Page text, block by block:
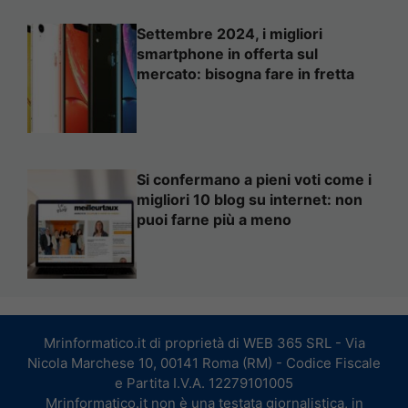
Settembre 2024, i migliori
smartphone in offerta sul
mercato: bisogna fare in fretta
Si confermano a pieni voti come i
migliori 10 blog su internet: non
puoi farne più a meno
Mrinformatico.it di proprietà di WEB 365 SRL - Via
Nicola Marchese 10, 00141 Roma (RM) - Codice Fiscale
e Partita I.V.A. 12279101005
Mrinformatico.it non è una testata giornalistica, in